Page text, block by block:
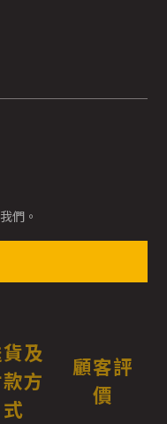
們。
及
方
式
顧客評
價